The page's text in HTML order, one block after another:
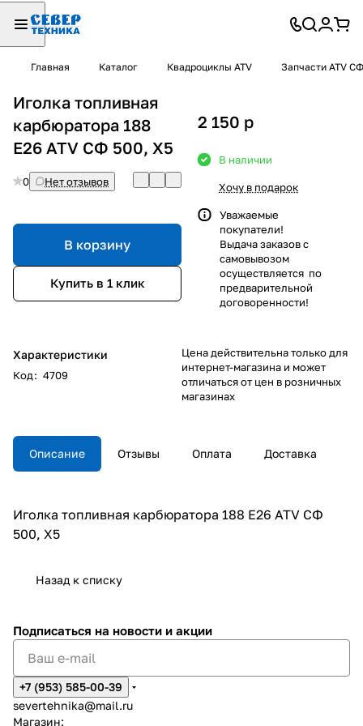
Главная Каталог Квадроциклы ATV Запчасти ATV СФ
Иголка топливная
карбюратора 188
E26 ATV СФ 500, X5
0 Нет отзывов
В корзину
Купить в 1 клик
Характеристики
Код: 4709
2 150 p
В наличии
Хочу в подарок
Уважаемые
покупатели!
Выдача заказов с
самовывозом
осуществляется по
предварительной
договоренности!
Цена действительна только для
интернет-магазина и может
отличаться от цен в розничных
магазинах
Описание Отзывы Оплата Доставка
Иголка топливная карбюратора 188 E26 ATV СФ
500, X5
Назад к списку
Подписаться на новости и акции
+7 (953) 585-00-39
severtehnika@mail.ru
Магазин: